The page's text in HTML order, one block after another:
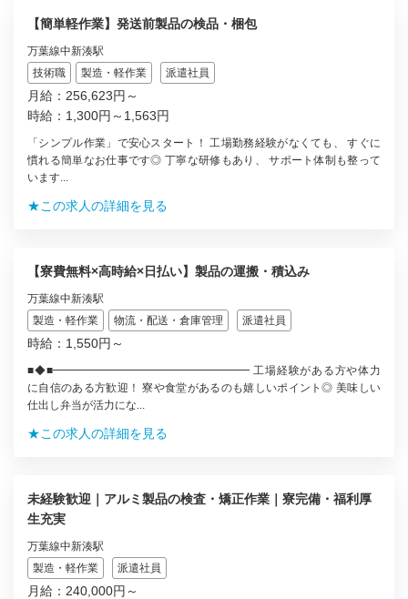
【簡単軽作業】発送前製品の検品・梱包
万葉線中新湊駅
技術職
製造・軽作業 派遣社員
月給：256,623円～
時給：1,300円～1,563円
「シンプル作業」で安心スタート！ 工場勤務経験がなくても、 すぐに
慣れる簡単なお仕事です◎ 丁寧な研修もあり、 サポート体制も整って
います...
★この求人の詳細を見る
【寮費無料×高時給×日払い】製品の運搬・積込み
万葉線中新湊駅
製造・軽作業
物流・配送・倉庫管理 派遣社員
時給：1,550円～
■◆■━━━━━━━━━━━━━━━━━━ 工場経験がある方や体力
に自信のある方歓迎！ 寮や食堂があるのも嬉しいポイント◎ 美味しい
仕出し弁当が活力にな...
★この求人の詳細を見る
未経験歓迎｜アルミ製品の検査・矯正作業｜寮完備・福利厚
生充実
万葉線中新湊駅
製造・軽作業
派遣社員
月給：240,000円～